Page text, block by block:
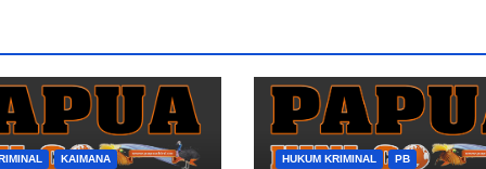
KAIMANA HUKUM KRIMINAL PB